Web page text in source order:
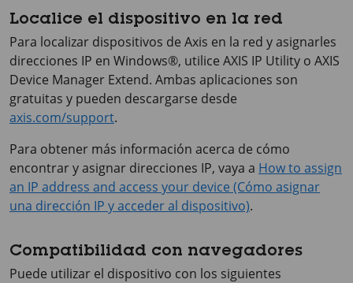
Localice el dispositivo en la red
Para localizar dispositivos de Axis en la red y asignarles
direcciones IP en Windows®, utilice AXIS IP Utility o AXIS
Device Manager Extend. Ambas aplicaciones son
gratuitas y pueden descargarse desde
axis.com/support.
Para obtener más información acerca de cómo
encontrar y asignar direcciones IP, vaya a How to assign
an IP address and access your device (Cómo asignar
una dirección IP y acceder al dispositivo).
Compatibilidad con navegadores
Puede utilizar el dispositivo con los siguientes